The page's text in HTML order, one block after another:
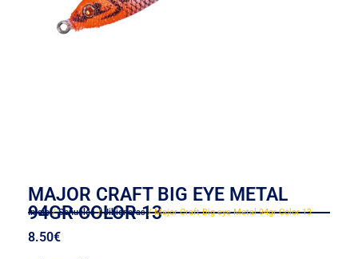
MAJOR CRAFT BIG EYE METAL
94GR COLOR 13
Inicio/Señuelos/Jibioneras/ Major Craft Big eye Metal 94gr Color 13
8.50€